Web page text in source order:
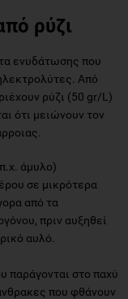
ρύζι
ενυδάτωσης που
Από
ρύζι (50 gr/L)
ότι μειώνουν τον
άμυλο)
σε μικρότερα
από τα
πριν αυξηθεί
αυλό.
παράγονται στο παχύ
που φθάνουν